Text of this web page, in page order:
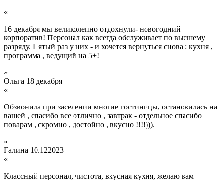
«
16 декабря мы великолепно отдохнули- новогодний
корпоратив! Персонал как всегда обслуживает по высшему
разряду. Пятый раз у них - и хочется вернуться снова : кухня ,
программа , ведущий на 5+!
»
Ольга 18 декабря
«
Обзвонила при заселении многие гостиницы, остановилась на
вашей , спасибо все отлично , завтрак - отдельное спасибо
поварам , скромно , достойно , вкусно !!!!))).
»
Галина 10.122023
«
Классный персонал, чистота, вкусная кухня, желаю вам